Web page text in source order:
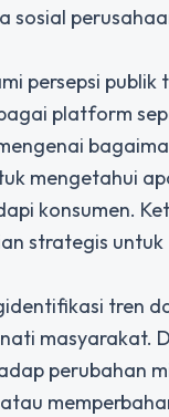
sosial
persepsi publik
platform
mengetahui
konsumen.
strategis untuk
tren
masyarakat.
perubahan